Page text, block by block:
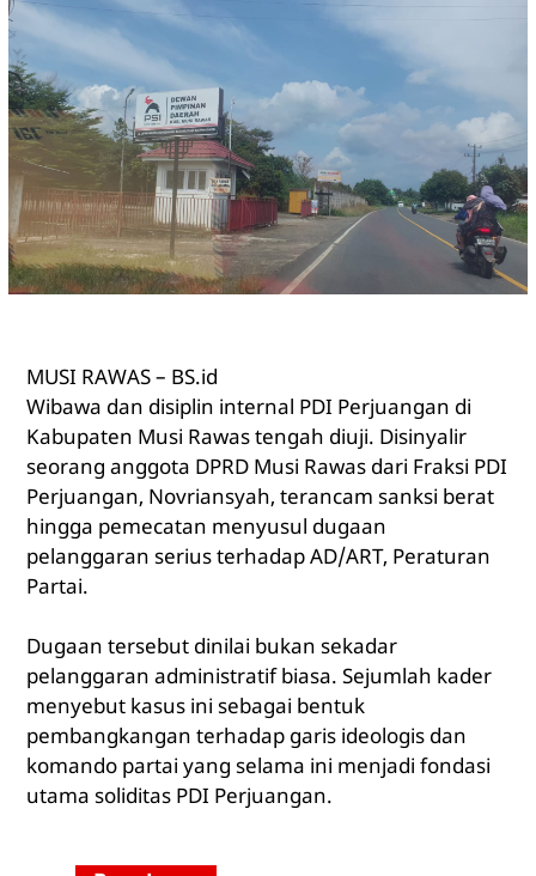
MUSI RAWAS – BS.id
Wibawa dan disiplin internal PDI Perjuangan di
Kabupaten Musi Rawas tengah diuji. Disinyalir
seorang anggota DPRD Musi Rawas dari Fraksi PDI
Perjuangan, Novriansyah, terancam sanksi berat
hingga pemecatan menyusul dugaan
pelanggaran serius terhadap AD/ART, Peraturan
Partai.
Dugaan tersebut dinilai bukan sekadar
pelanggaran administratif biasa. Sejumlah kader
menyebut kasus ini sebagai bentuk
pembangkangan terhadap garis ideologis dan
komando partai yang selama ini menjadi fondasi
utama soliditas PDI Perjuangan.